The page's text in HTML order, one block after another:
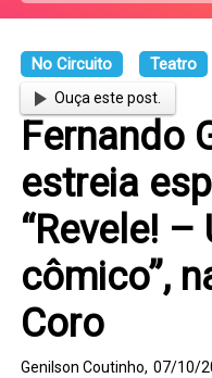
No Circuito Teatro
Ouça este post.
Fernando
estreia
“Revele!
cômico”,
Coro
Genilson Coutinho, 07/10/